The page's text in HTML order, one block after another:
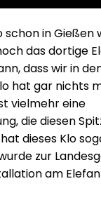
schon in Gießen
das dortige
dass wir in
hat gar nichts
vielmehr eine
die diesen
dieses Klo
zur
am